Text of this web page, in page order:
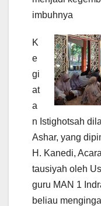
imbuhnya
K
e
gi
at
a
n Istighotsah
Ashar, yang
H. Kanedi,
tausiyah oleh
guru MAN 1
beliau